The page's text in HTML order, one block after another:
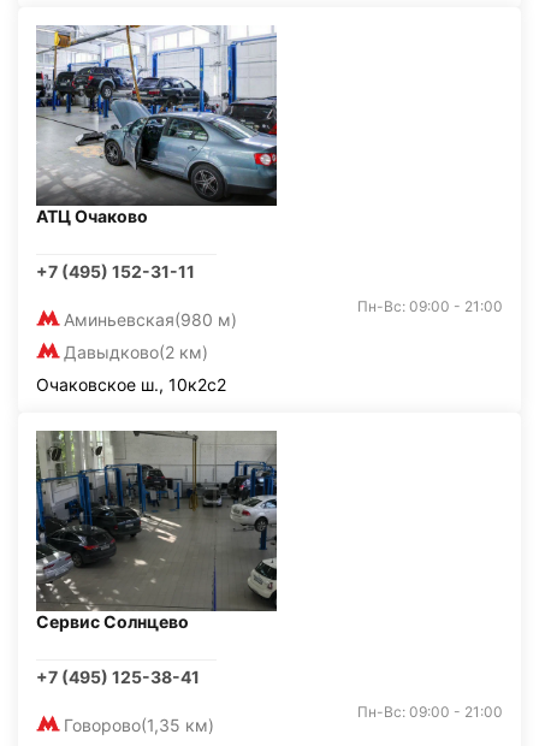
АТЦ Очаково
+7 (495) 152-31-11
Аминьевская(980 м)
Давыдково(2 км)
Пн-Вс: 09:00 - 21:00
Очаковское ш., 10к2с2
Сервис Солнцево
+7 (495) 125-38-41
Говорово(1,35 км)
Пн-Вс: 09:00 - 21:00